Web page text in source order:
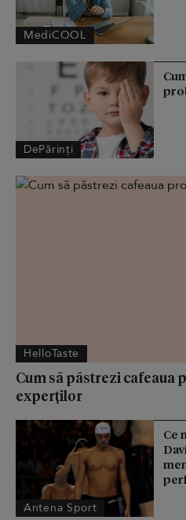
MediCOOL
DePărinți
HelloTaste
Cum să păstrezi cafeaua
experților
Antena Sport
Ce